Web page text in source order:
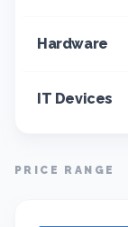
Hardware
IT Devices
PRICE RANGE